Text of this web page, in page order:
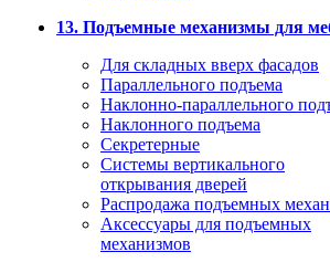
13. Подъемные механизмы для
Для складных вверх фасадов
Параллельного подъема
Наклонно-параллельного
Наклонного подъема
Секретерные
Системы вертикального
открывания дверей
Распродажа подъемных
Аксессуары для подъемных
механизмов